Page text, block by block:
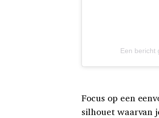
Een bericht
Focus op een
silhouet waarvan